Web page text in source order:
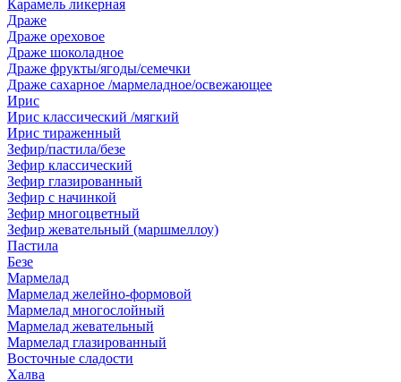
Карамель ликерная
Драже
Драже ореховое
Драже шоколадное
Драже фрукты/ягоды/семечки
Драже сахарное /мармеладное/освежающее
Ирис
Ирис классический /мягкий
Ирис тираженный
Зефир/пастила/безе
Зефир классический
Зефир глазированный
Зефир с начинкой
Зефир многоцветный
Зефир жевательный (маршмеллоу)
Пастила
Безе
Мармелад
Мармелад желейно-формовой
Мармелад многослойный
Мармелад жевательный
Мармелад глазированный
Восточные сладости
Халва